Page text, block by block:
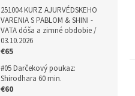
251004 KURZ AJURVÉDSKEHO
VARENIA S PABLOM & SHINI -
VATA dóša a zimné obdobie /
03.10.2026
€65
#05 Darčekový poukaz:
Shirodhara 60 min.
€60